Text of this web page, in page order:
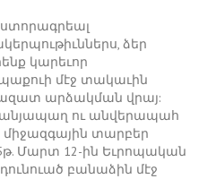
ձեր
կարեւոր
մէջ տակաւին
ազատ արձակման վրայ:
ու անվերապահ
տարբեր
Մարտ 12-ին Եւրոպական
բանաձին մէջ